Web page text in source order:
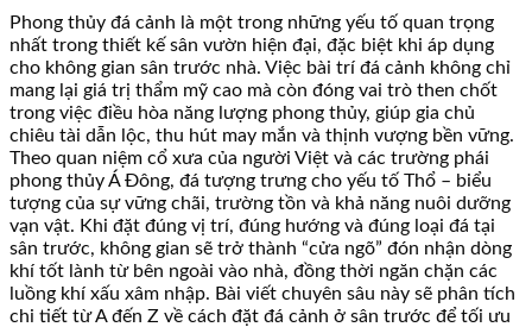
Phong thủy đá cảnh là một trong những yếu tố quan trọng
nhất trong thiết kế sân vườn hiện đại, đặc biệt khi áp dụng
cho không gian sân trước nhà. Việc bài trí đá cảnh không chỉ
mang lại giá trị thẩm mỹ cao mà còn đóng vai trò then chốt
trong việc điều hòa năng lượng phong thủy, giúp gia chủ
chiêu tài dẫn lộc, thu hút may mắn và thịnh vượng bền vững.
Theo quan niệm cổ xưa của người Việt và các trường phái
phong thủy Á Đông, đá tượng trưng cho yếu tố Thổ – biểu
tượng của sự vững chãi, trường tồn và khả năng nuôi dưỡng
vạn vật. Khi đặt đúng vị trí, đúng hướng và đúng loại đá tại
sân trước, không gian sẽ trở thành “cửa ngõ” đón nhận dòng
khí tốt lành từ bên ngoài vào nhà, đồng thời ngăn chặn các
luồng khí xấu xâm nhập. Bài viết chuyên sâu này sẽ phân tích
chi tiết từ A đến Z về cách đặt đá cảnh ở sân trước để tối ưu